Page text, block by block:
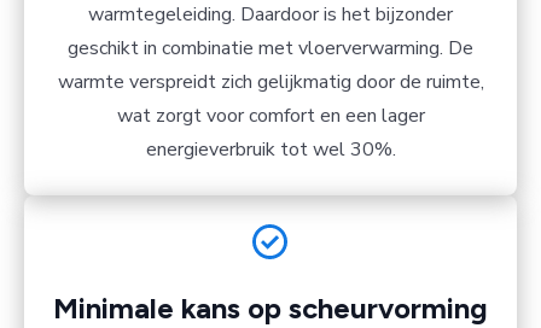
warmtegeleiding. Daardoor is het bijzonder
geschikt in combinatie met vloerverwarming. De
warmte verspreidt zich gelijkmatig door de ruimte,
wat zorgt voor comfort en een lager
energieverbruik tot wel 30%.
Minimale kans op scheurvorming